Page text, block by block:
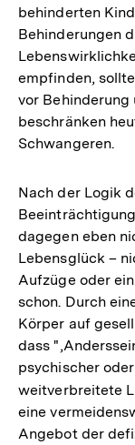
behinderten
Behinderungen
empfinden,
vor
beschränken
Schwangeren.
Nach der Logik
dagegen eben
Lebensglück –
Aufzüge oder
schon. Durch
Körper auf
dass
psychischer
weitverbreitete
eine
Angebot der